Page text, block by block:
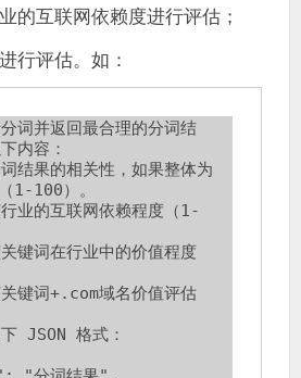
的互联网依赖度进行评估；
行评估。如：
词并返回最合理的分词结
内容：
1-100）。
JSON 格式：